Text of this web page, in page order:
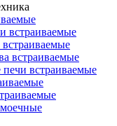
встраиваемые
встраиваемые
встраиваемые